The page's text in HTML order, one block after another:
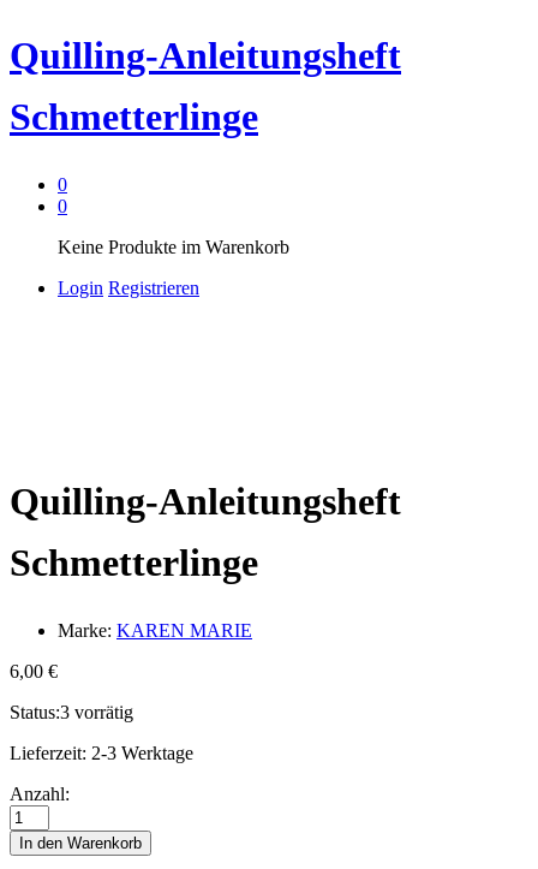
Quilling-Anleitungsheft
Schmetterlinge
0
0
Keine Produkte im Warenkorb
Login Registrieren
Quilling-Anleitungsheft
Schmetterlinge
Marke: KAREN MARIE
6,00 €
Status:3 vorrätig
Lieferzeit: 2-3 Werktage
Quilling-
Anleitungsheft
Schmetterlinge
Anzahl
Anzahl:
In den Warenkorb